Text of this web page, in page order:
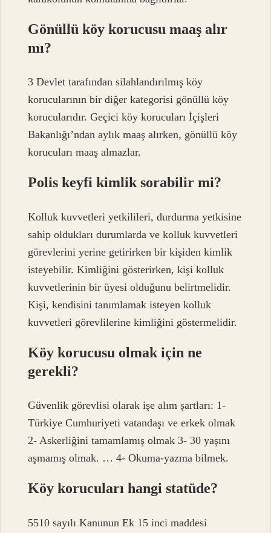
Gönüllü köy korucusu maaş alır
mı?
3 Devlet tarafından silahlandırılmış köy
korucularının bir diğer kategorisi gönüllü köy
korucularıdır. Geçici köy korucuları İçişleri
Bakanlığı’ndan aylık maaş alırken, gönüllü köy
korucuları maaş almazlar.
Polis keyfi kimlik sorabilir mi?
Kolluk kuvvetleri yetkilileri, durdurma yetkisine
sahip oldukları durumlarda ve kolluk kuvvetleri
görevlerini yerine getirirken bir kişiden kimlik
isteyebilir. Kimliğini gösterirken, kişi kolluk
kuvvetlerinin bir üyesi olduğunu belirtmelidir.
Kişi, kendisini tanımlamak isteyen kolluk
kuvvetleri görevlilerine kimliğini göstermelidir.
Köy korucusu olmak için ne
gerekli?
Güvenlik görevlisi olarak işe alım şartları: 1-
Türkiye Cumhuriyeti vatandaşı ve erkek olmak
2- Askerliğini tamamlamış olmak 3- 30 yaşını
aşmamış olmak. … 4- Okuma-yazma bilmek.
Köy korucuları hangi statüde?
5510 sayılı Kanunun Ek 15 inci maddesi